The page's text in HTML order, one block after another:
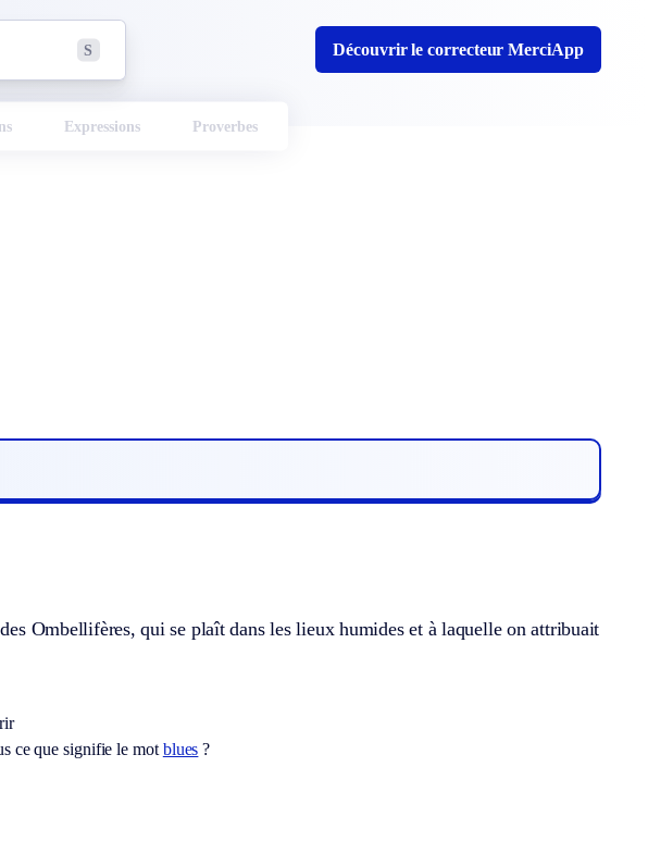
S Découvrir le correcteur MerciApp
Expressions Proverbes
Ombellifères, qui se plaît dans les lieux humides et à laquelle on attribuait
ce que signifie le mot blues ?